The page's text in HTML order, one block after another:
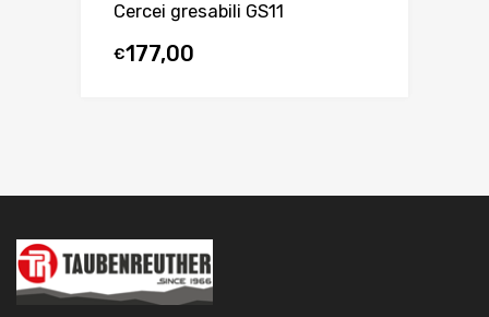
Cercei gresabili GS11
€177,00